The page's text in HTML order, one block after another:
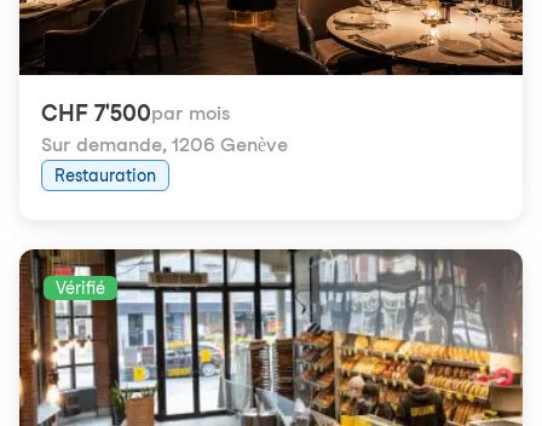
CHF 7'500par mois
Sur demande, 1206 Genève
Restauration
Vérifié